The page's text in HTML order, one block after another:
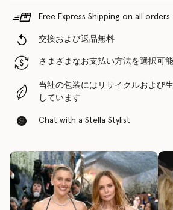
Free Express Shipping on all orders
交換および返品無料
さまざまなお支払い方法を選択可能
当社の包装にはリサイクルおよび
しています
Chat with a Stella Stylist